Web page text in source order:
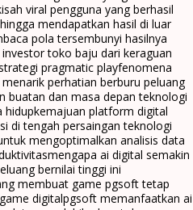
viral pengguna yang berhasil
mendapatkan hasil di luar
pola tersembunyi hasilnya
investor toko baju dari keraguan
pragmatic playfenomena
perhatian berburu peluang
buatan dan masa depan teknologi
hidupkemajuan platform digital
di tengah persaingan teknologi
mengoptimalkan analisis data
mengapa ai digital semakin
bernilai tinggi ini
membuat game pgsoft tetap
digitalpgsoft memanfaatkan ai